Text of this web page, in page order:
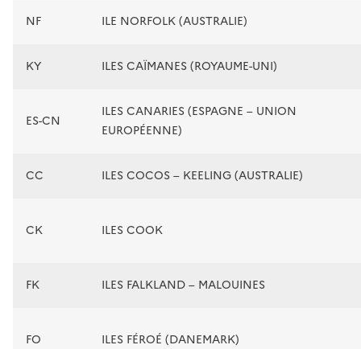
NF ILE NORFOLK (AUSTRALIE)
KY ILES CAÏMANES (ROYAUME-UNI)
ES-CN
ILES CANARIES (ESPAGNE – UNION
EUROPÉENNE)
CC ILES COCOS – KEELING (AUSTRALIE)
CK ILES COOK
FK ILES FALKLAND – MALOUINES
FO ILES FÉROÉ (DANEMARK)